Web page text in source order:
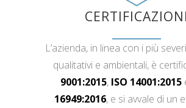
CERTIFICAZIONI
L’azienda, in linea con i più
qualitativi e ambientali, è
9001:2015, ISO 14001:2015
16949:2016, e si avvale di un